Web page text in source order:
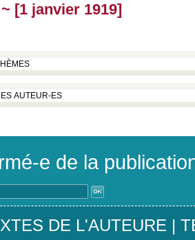
~ [1 janvier 1919]
e de la
DE L'AUTEURE |